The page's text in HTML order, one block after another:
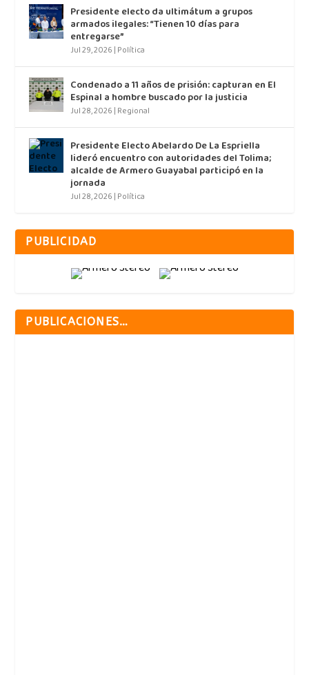
Presidente electo da ultimátum a grupos
armados ilegales: “Tienen 10 días para
entregarse”
Jul 29, 2026 | Política
Condenado a 11 años de prisión: capturan en El
Espinal a hombre buscado por la justicia
Jul 28, 2026 | Regional
Presidente Electo Abelardo De La Espriella
lideró encuentro con autoridades del Tolima;
alcalde de Armero Guayabal participó en la
jornada
Jul 28, 2026 | Política
PUBLICIDAD
PUBLICACIONES…